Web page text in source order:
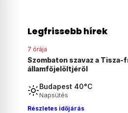
Legfrissebb hírek
5 órája
Feljelentést tett Ruszin-
Balásy Gyula cégeivel kötött
Budapest 40°C
Napsütés
Részletes időjárás